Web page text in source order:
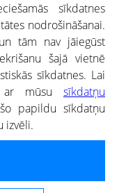
raksturs, un tai nav
sīkdatnes
nodrošināšanai.
tām nav jāiegūst
šajā vietnē
sīkdatnes. Lai
ar mūsu sīkdatņu
papildu sīkdatņu
izvēli.